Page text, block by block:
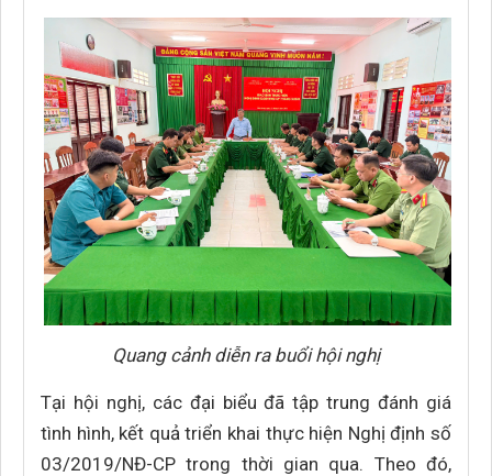
Quang cảnh diễn ra buổi hội nghị
Tại hội nghị, các đại biểu đã tập trung đánh giá
tình hình, kết quả triển khai thực hiện Nghị định số
03/2019/NĐ-CP trong thời gian qua. Theo đó,